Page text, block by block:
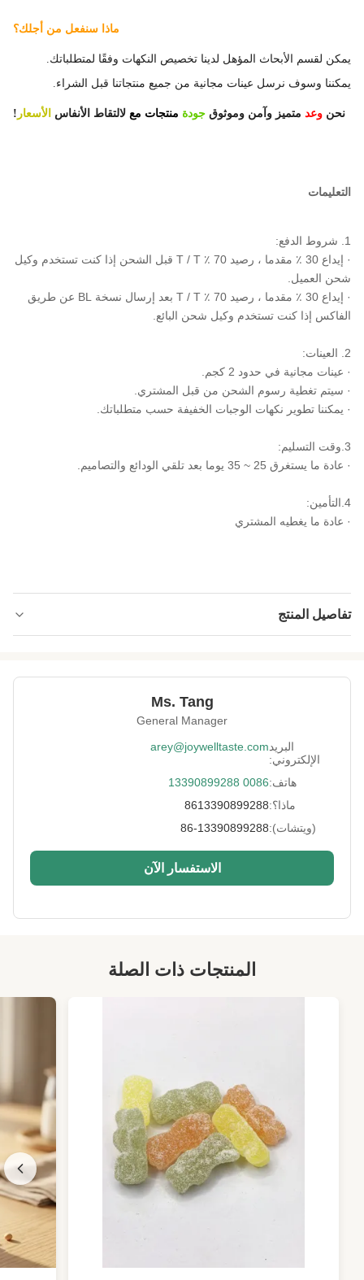
ماذا سنفعل من أجلك؟
يمكن لقسم الأبحاث المؤهل لدينا تخصيص النكهات وفقًا لمتطلباتك.
يمكننا وسوف نرسل عينات مجانية من جميع منتجاتنا قبل الشراء.
نحن وعد متميز وآمن وموثوق جودة منتجات مع لالتقاط الأنفاس الأسعار !
التعليمات
1. شروط الدفع:
· إيداع 30 ٪ مقدما ، رصيد 70 ٪ T / T قبل الشحن إذا كنت تستخدم وكيل
شحن العميل.
· إيداع 30 ٪ مقدما ، رصيد 70 ٪ T / T بعد إرسال نسخة BL عن طريق
الفاكس إذا كنت تستخدم وكيل شحن البائع.
2. العينات:
· عينات مجانية في حدود 2 كجم.
· سيتم تغطية رسوم الشحن من قبل المشتري.
· يمكننا تطوير نكهات الوجبات الخفيفة حسب متطلباتك.
3.وقت التسليم:
· عادة ما يستغرق 25 ~ 35 يوما بعد تلقي الودائع والتصاميم.
4.التأمين:
· عادة ما يغطيه المشتري
تفاصيل المنتج
في غضون 25 يوم عمل
Payment: T / T ، L / C ، باي بال ، LC إلخ.
الوسابي ، مملح ، باربيكيو ، حار ، سريراتشا ، فلفل
وجبات خفيفة من البازلاء الخضراء
Packaging:
Texture: مجففة
High Light: وجبات خفيفة الصويا الجوز,
Ms. Tang
General Manager
البريد
الإلكتروني:
arey@joywelltaste.com
هاتف:0086 13390899288
ماذا؟:8613390899288
(ويتشات):86-13390899288
الاستفسار الآن
المنتجات ذات الصلة